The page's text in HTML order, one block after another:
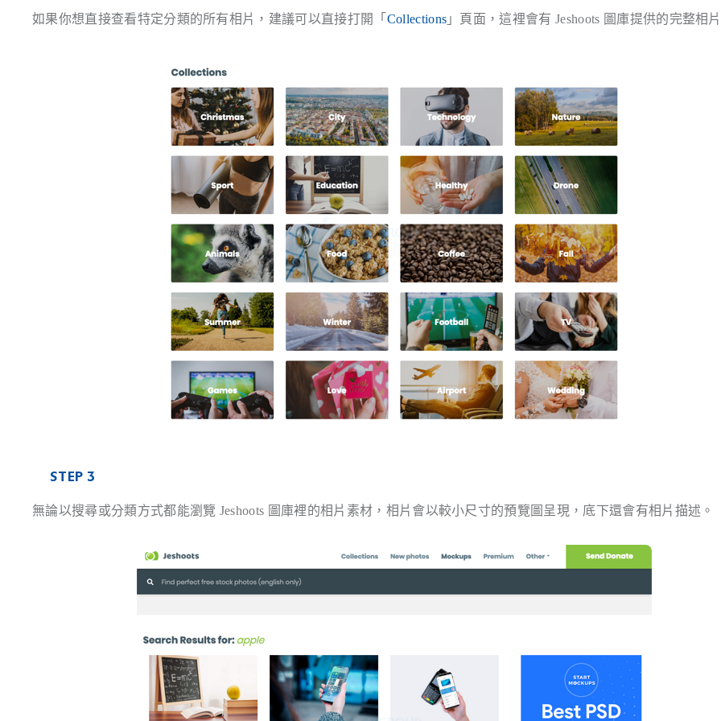
如果你想直接查看特定分類的所有相片，建議可以直接打開「 Collections 」頁面，這裡會有 Jeshoots 圖庫提供的完整相
STEP 3
無論以搜尋或分類方式都能瀏覽 Jeshoots 圖庫裡的相片素材，相片會以較小尺寸的預覽圖呈現，底下還會有相片描述。